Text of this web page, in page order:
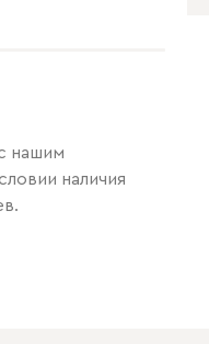
нашим
наличия